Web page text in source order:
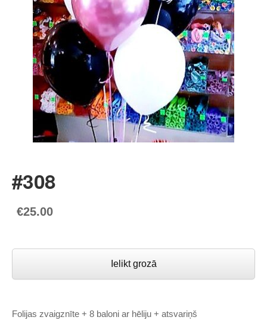
#308
€25.00
Ielikt grozā
Folijas zvaigznīte + 8 baloni ar hēliju + atsvariņš